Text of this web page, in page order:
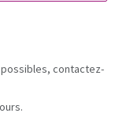
contactez-